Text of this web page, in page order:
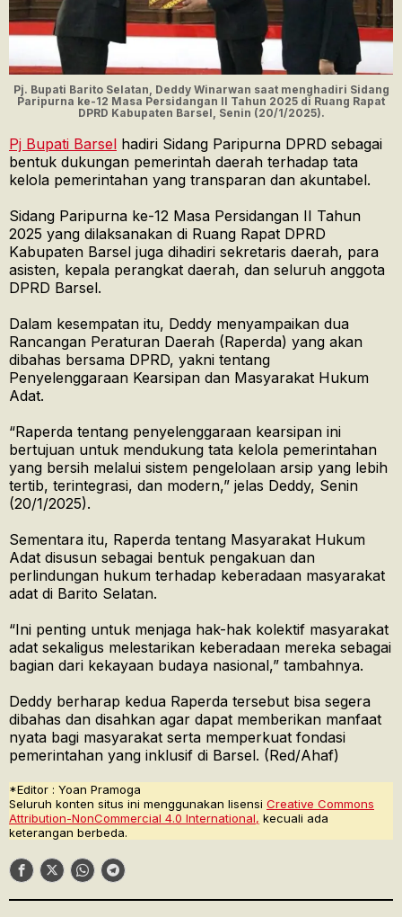
Pj. Bupati Barito Selatan, Deddy Winarwan saat menghadiri Sidang
Paripurna ke-12 Masa Persidangan II Tahun 2025 di Ruang Rapat
DPRD Kabupaten Barsel, Senin (20/1/2025).
Pj Bupati Barsel hadiri Sidang Paripurna DPRD sebagai
bentuk dukungan pemerintah daerah terhadap tata
kelola pemerintahan yang transparan dan akuntabel.
Sidang Paripurna ke-12 Masa Persidangan II Tahun
2025 yang dilaksanakan di Ruang Rapat DPRD
Kabupaten Barsel juga dihadiri sekretaris daerah, para
asisten, kepala perangkat daerah, dan seluruh anggota
DPRD Barsel.
Dalam kesempatan itu, Deddy menyampaikan dua
Rancangan Peraturan Daerah (Raperda) yang akan
dibahas bersama DPRD, yakni tentang
Penyelenggaraan Kearsipan dan Masyarakat Hukum
Adat.
“Raperda tentang penyelenggaraan kearsipan ini
bertujuan untuk mendukung tata kelola pemerintahan
yang bersih melalui sistem pengelolaan arsip yang lebih
tertib, terintegrasi, dan modern,” jelas Deddy, Senin
(20/1/2025).
Sementara itu, Raperda tentang Masyarakat Hukum
Adat disusun sebagai bentuk pengakuan dan
perlindungan hukum terhadap keberadaan masyarakat
adat di Barito Selatan.
“Ini penting untuk menjaga hak-hak kolektif masyarakat
adat sekaligus melestarikan keberadaan mereka sebagai
bagian dari kekayaan budaya nasional,” tambahnya.
Deddy berharap kedua Raperda tersebut bisa segera
dibahas dan disahkan agar dapat memberikan manfaat
nyata bagi masyarakat serta memperkuat fondasi
pemerintahan yang inklusif di Barsel. (Red/Ahaf)
*Editor : Yoan Pramoga
Seluruh konten situs ini menggunakan lisensi Creative Commons
Attribution-NonCommercial 4.0 International, kecuali ada
keterangan berbeda.